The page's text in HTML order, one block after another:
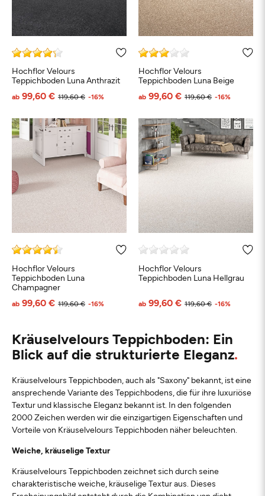
Hochflor Velours
Teppichboden Luna Anthrazit
119,60 €
ab 99,60 € -16%
Hochflor Velours
Teppichboden Luna Beige
119,60 €
ab 99,60 € -16%
Hochflor Velours
Teppichboden Luna
Champagner
119,60 €
ab 99,60 € -16%
Hochflor Velours
Teppichboden Luna Hellgrau
119,60 €
ab 99,60 € -16%
Kräuselvelours Teppichboden: Ein
Blick auf die strukturierte Eleganz
Kräuselvelours Teppichboden, auch als "Saxony" bekannt, ist eine
ansprechende Variante des Teppichbodens, die für ihre luxuriöse
Textur und klassische Eleganz bekannt ist. In den folgenden
2000 Zeichen werden wir die einzigartigen Eigenschaften und
Vorteile von Kräuselvelours Teppichboden näher beleuchten.
Weiche, kräuselige Textur
Kräuselvelours Teppichboden zeichnet sich durch seine
charakteristische weiche, kräuselige Textur aus. Dieses